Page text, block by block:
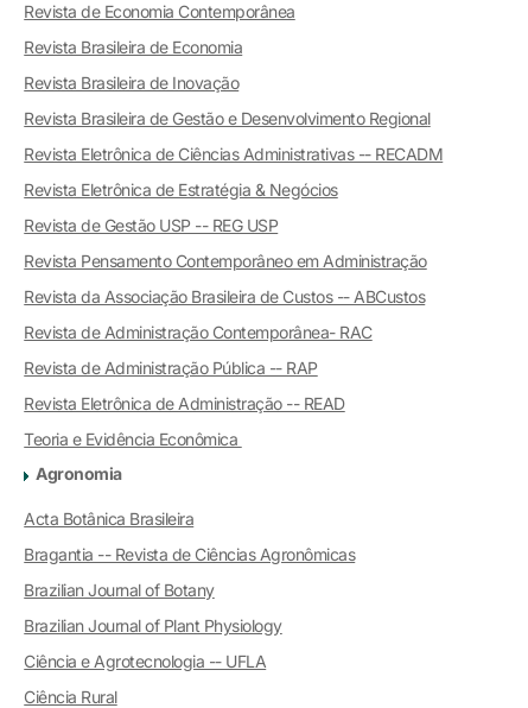
Revista de Economia Contemporânea
Revista Brasileira de Economia
Revista Brasileira de Inovação
Revista Brasileira de Gestão e Desenvolvimento Regional
Revista Eletrônica de Ciências Administrativas -- RECADM
Revista Eletrônica de Estratégia & Negócios
Revista de Gestão USP -- REG USP
Revista Pensamento Contemporâneo em Administração
Revista da Associação Brasileira de Custos -- ABCustos
Revista de Administração Contemporânea- RAC
Revista de Administração Pública -- RAP
Revista Eletrônica de Administração -- READ
Teoria e Evidência Econômica
Agronomia
Acta Botânica Brasileira
Bragantia -- Revista de Ciências Agronômicas
Brazilian Journal of Botany
Brazilian Journal of Plant Physiology
Ciência e Agrotecnologia -- UFLA
Ciência Rural